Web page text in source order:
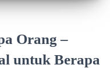
Orang –
untuk Berapa